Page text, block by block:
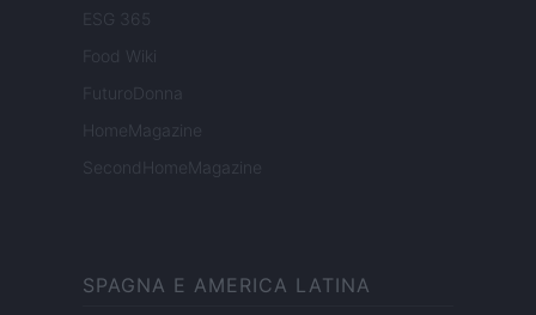
ESG 365
Food Wiki
FuturoDonna
HomeMagazine
SecondHomeMagazine
SPAGNA E AMERICA LATINA